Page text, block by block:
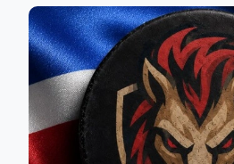
Бронирование через
ВИП-ложи для любителей
комфорта;
Корпоративным
условия покупки;
Возможность заказа по
удобства;